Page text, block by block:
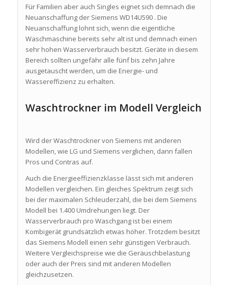
Für Familien aber auch Singles eignet sich demnach die
Neuanschaffung der Siemens WD14U590 . Die
Neuanschaffung lohnt sich, wenn die eigentliche
Waschmaschine bereits sehr alt ist und demnach einen
sehr hohen Wasserverbrauch besitzt. Geräte in diesem
Bereich sollten ungefähr alle fünf bis zehn Jahre
ausgetauscht werden, um die Energie- und
Wassereffizienz zu erhalten.
Waschtrockner im Modell Vergleich
Wird der Waschtrockner von Siemens mit anderen
Modellen, wie LG und Siemens verglichen, dann fallen
Pros und Contras auf.
Auch die Energieeffizienzklasse lässt sich mit anderen
Modellen vergleichen. Ein gleiches Spektrum zeigt sich
bei der maximalen Schleuderzahl, die bei dem Siemens
Modell bei 1.400 Umdrehungen liegt. Der
Wasserverbrauch pro Waschgang ist bei einem
Kombigerät grundsätzlich etwas höher. Trotzdem besitzt
das Siemens Modell einen sehr günstigen Verbrauch.
Weitere Vergleichspreise wie die Geräuschbelastung
oder auch der Preis sind mit anderen Modellen
gleichzusetzen.